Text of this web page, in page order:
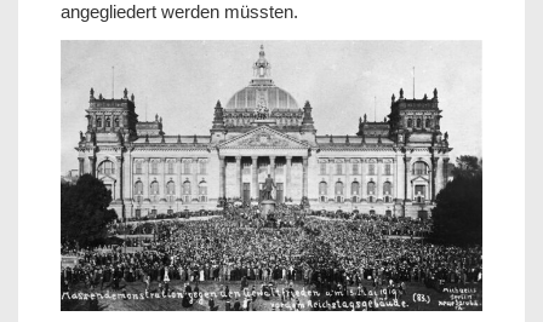
angegliedert werden müssten.